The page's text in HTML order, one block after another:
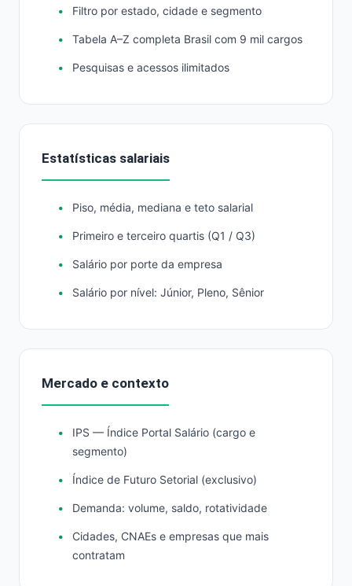
Filtro por estado, cidade e segmento
Tabela A–Z completa Brasil com 9 mil cargos
Pesquisas e acessos ilimitados
Estatísticas salariais
Piso, média, mediana e teto salarial
Primeiro e terceiro quartis (Q1 / Q3)
Salário por porte da empresa
Salário por nível: Júnior, Pleno, Sênior
Mercado e contexto
IPS — Índice Portal Salário (cargo e
segmento)
Índice de Futuro Setorial (exclusivo)
Demanda: volume, saldo, rotatividade
Cidades, CNAEs e empresas que mais
contratam